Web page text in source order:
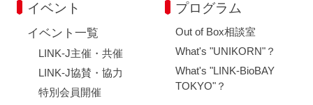
イベント
イベント一覧
LINK-J主催・共催
LINK-J協賛・協力
特別会員開催
プログラム
Out of Box相談室
What's "UNIKORN"？
What's "LINK-BioBAY
TOKYO"？